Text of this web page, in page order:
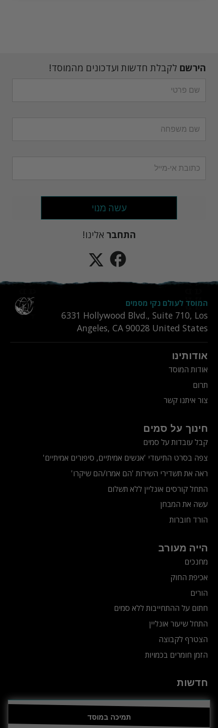
הירשם לקבלת חדשות ועדכונים מהמוסד!
עשה מנוי
התחבר אלינו!
המוסד לעולם נקי מסמים
6331‎ Hollywood Blvd., Suite 710, Los
Angeles, CA 90028 United States
אודותינו
אודות המוסד
תרום
צור איתנו קשר
חינוך על סמים
קבל עובדות על סמים
צפה בסרט התיעודי 'אנשים אמיתיים, סיפורים אמיתיים'
ראה את תשדירי השירות 'הם אמרו/הם שיקרו'
התחל קורסים אונליין ללא תשלום
עשה את המבחן
הורד חוברות
הייה מעורב
מחנכים
אכיפת החוק
הורים
חתום על ההתחייבות ללא סמים
התחל שיעור אונליין
הצטרף לקבוצה
הזמן חומרים בכמויות
חדשות
תמיכה במוסד